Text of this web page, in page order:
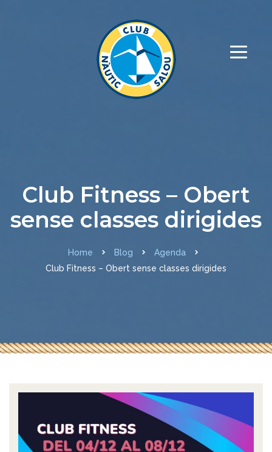
Club Fitness – Obert
sense classes dirigides
Home Blog
Agenda
Club Fitness – Obert sense classes dirigides